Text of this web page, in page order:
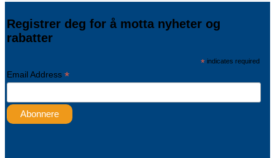
Registrer deg for å motta nyheter og
rabatter
*indicates required
Email Address*